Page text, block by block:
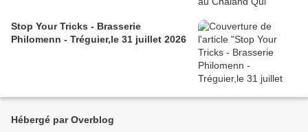
Stop Your Tricks - Brasserie
Philomenn - Tréguier,le 31 juillet 2026
Hébergé par Overblog